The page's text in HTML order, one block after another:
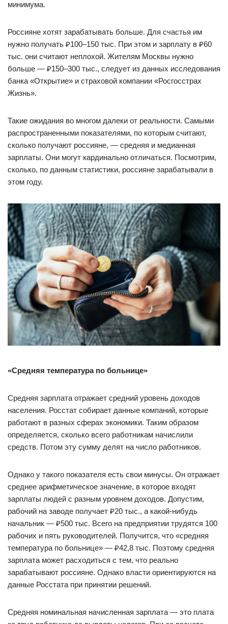
минимума.
Россияне хотят зарабатывать больше. Для счастья им
нужно получать ₽100–150 тыс. При этом и зарплату в ₽60
тыс. они считают неплохой. Жителям Москвы нужно
больше — ₽150–300 тыс., следует из данных исследования
банка «Открытие» и страховой компании «Росгосстрах
Жизнь».
Такие ожидания во многом далеки от реальности. Самыми
распространенными показателями, по которым считают,
сколько получают россияне, — средняя и медианная
зарплаты. Они могут кардинально отличаться. Посмотрим,
сколько, по данным статистики, россияне зарабатывали в
этом году.
«Средняя температура по больнице»
Средняя зарплата отражает средний уровень доходов
населения. Росстат собирает данные компаний, которые
работают в разных сферах экономики. Таким образом
определяется, сколько всего работникам начислили
средств. Потом эту сумму делят на число работников.
Однако у такого показателя есть свои минусы. Он отражает
среднее арифметическое значение, в которое входят
зарплаты людей с разным уровнем доходов. Допустим,
рабочий на заводе получает ₽20 тыс., а какой-нибудь
начальник — ₽500 тыс. Всего на предприятии трудятся 100
рабочих и пять руководителей. Получится, что «средняя
температура по больнице» — ₽42,8 тыс. Поэтому средняя
зарплата может расходиться с тем, что реально
зарабатывают россияне. Однако власти ориентируются на
данные Росстата при принятии решений.
Средняя номинальная начисленная зарплата — это плата